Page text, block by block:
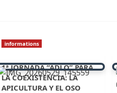
informations
1ª JORNADA “ADLO” PARA
LA COEXISTENCIA: LA
APICULTURA Y EL OSO